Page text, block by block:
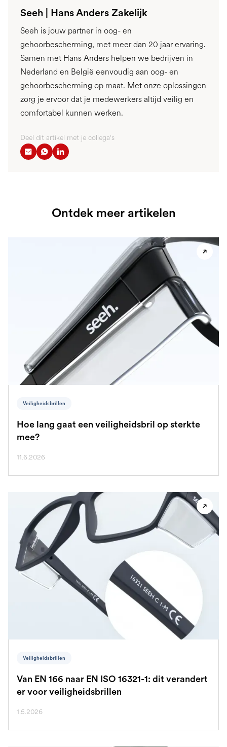
Seeh | Hans Anders Zakelijk
Seeh is jouw partner in oog- en
gehoorbescherming, met meer dan 20 jaar ervaring.
Samen met Hans Anders helpen we bedrijven in
Nederland en België eenvoudig aan oog- en
gehoorbescherming op maat. Met onze oplossingen
zorg je ervoor dat je medewerkers altijd veilig en
comfortabel kunnen werken.
Deel dit artikel met je collega's
Ontdek meer artikelen
Veiligheidsbrillen
Hoe lang gaat een veiligheidsbril op sterkte
mee?
11.6.2026
Veiligheidsbrillen
Van EN 166 naar EN ISO 16321-1: dit verandert
er voor veiligheidsbrillen
1.5.2026